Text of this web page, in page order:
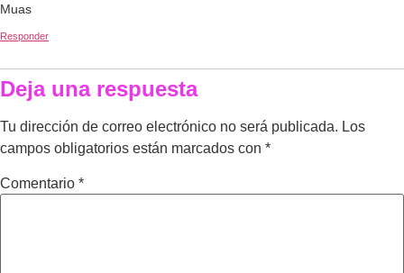
Muas
Responder
Deja una respuesta
Tu dirección de correo electrónico no será publicada. Los
campos obligatorios están marcados con *
Comentario *